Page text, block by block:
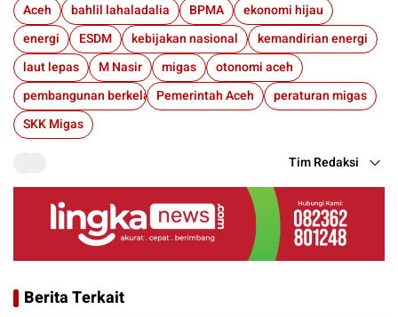
Aceh bahlil lahaladalia BPMA
ekonomi hijau
energi
ESDM kebijakan nasional
kemandirian energi
laut lepas
M Nasir migas
otonomi aceh
pembangunan berkelanjutanPemerintah Aceh
peraturan migas
SKK Migas
Tim Redaksi
Berita Terkait